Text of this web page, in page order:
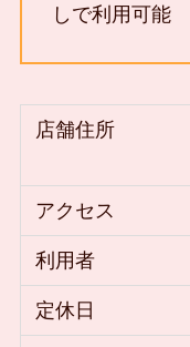
しで利用可能
店舗住所
アクセス
利用者
定休日